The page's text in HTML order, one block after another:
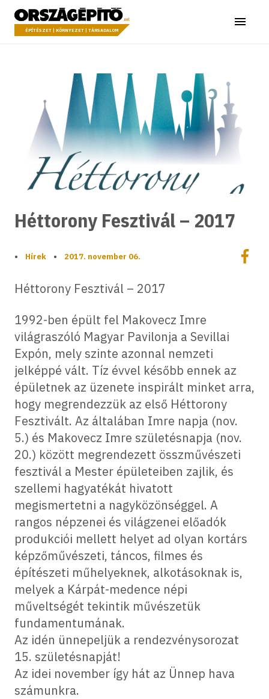
a tartalomhoz
Országépítő
ÉPÍTÉSZET | KÖRNYEZET | TÁRSADALOM Menü
Héttorony Fesztivál – 2017
• Hírek • 2017. november 06.
Héttorony Fesztivál – 2017
1992-ben épült fel Makovecz Imre
világraszóló Magyar Pavilonja a Sevillai
Expón, mely szinte azonnal nemzeti
jelképpé vált. Tíz évvel később ennek az
épületnek az üzenete inspirált minket arra,
hogy megrendezzük az első Héttorony
Fesztivált. Az általában Imre napja (nov.
5.) és Makovecz Imre születésnapja (nov.
20.) között megrendezett összművészeti
fesztivál a Mester épületeiben zajlik, és
szellemi hagyatékát hivatott
megismertetni a nagyközönséggel. A
rangos népzenei és világzenei előadók
produkciói mellett helyet ad olyan kortárs
képzőművészeti, táncos, filmes és
építészeti műhelyeknek, alkotásoknak is,
melyek a Kárpát-medence népi
műveltségét tekintik művészetük
fundamentumának.
Az idén ünnepeljük a rendezvénysorozat
15. születésnapját!
Az idei november így hát az Ünnep hava
számunkra.